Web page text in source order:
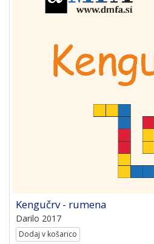
Kengučrv - rumena
Darilo 2017
Dodaj v košarico